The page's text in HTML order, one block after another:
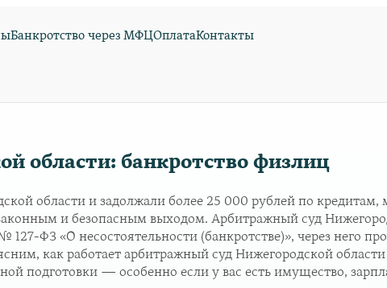
Банкротство через МФЦОплатаКонтакты
области: банкротство физлиц
области и задолжали более 25 000 рублей по
и безопасным выходом. Арбитражный суд
127-ФЗ «О несостоятельности (банкротстве)», через
как работает арбитражный суд Нижегородской
подготовки — особенно если у вас есть имущество,